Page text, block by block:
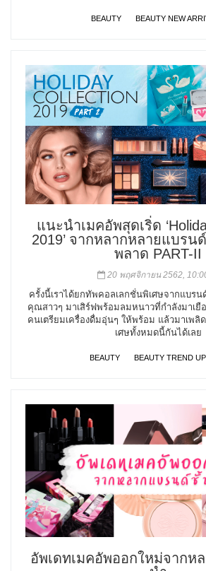
BEAUTY BEAUTY NEW
แนะนำเมคอัพสุดเริ่ด
2019’ จากหลากหลายแบรน
พลาด PART-II
20 พฤศจิกายน 2562,
ครั้งนี้เราได้ยกทัพคอลเลกชั่นพิเศษจากแบรน
คุณสาวๆ มาเสิร์ฟพร้อมลมหนาวที่กำลังมาเ
คนเตรียมเครื่องดื่มอุ่นๆ ให้พร้อม แล้วมาเพลิ
เศษทั้งหมดนี้กันได้เลย
BEAUTY BEAUTY TREND
อัพเดทเมคอัพออกใหม่จากห